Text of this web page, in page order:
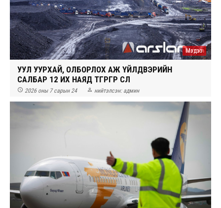
Мэдээ
УУЛ УУРХАЙ, ОЛБОРЛОХ АЖ ҮЙЛДВЭРИЙН
САЛБАР 12 ИХ НАЯД ТӨГРӨГӨӨР ӨСЛӨӨ
 2026 оны 7 сарын 24  нийтэлсэн: админ